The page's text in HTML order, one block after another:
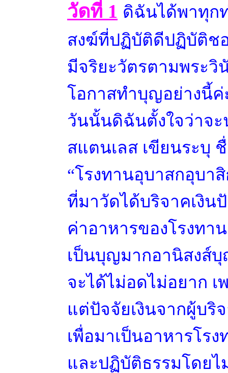
วัดที่ 1 ดิฉันได้พาทุก
สงฆ์ที่ปฏิบัติดีปฏิบัติช
มีจริยะวัตรตามพระวิ
โอกาสทำบุญอย่างนี้ค่
วันนั้นดิฉันตั้งใจว่าจ
สแตนเลส เขียนระบุ
“โรงทานอุบาสกอุบา
ที่มาวัดได้บริจาคเงิน
ค่าอาหารของโรงทา
เป็นบุญมากอานิสงส์
จะได้ไม่อดไม่อยาก
แต่ปัจจัยเงินจากผู้บริ
เพื่อมาเป็นอาหารโร
และปฏิบัติธรรมโดยไ